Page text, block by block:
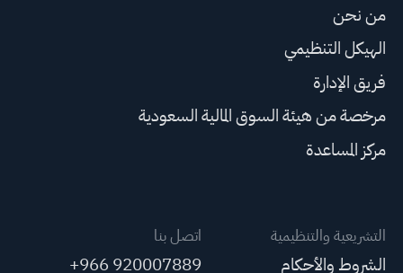
من نحن
الهيكل التنظيمي
فريق الإدارة
مرخصة من هيئة السوق المالية السعودية
مركز المساعدة
التشريعية والتنظيمية
الشروط والأحكام
اتصل بنا
+966 920007889